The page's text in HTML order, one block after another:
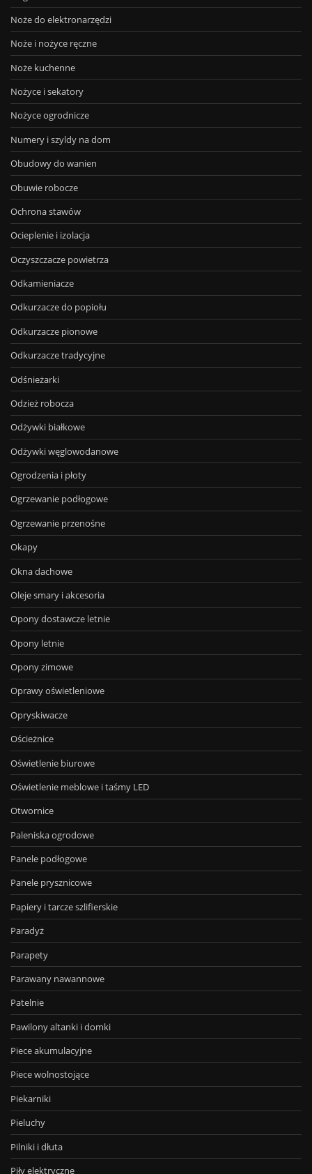
Noże do elektronarzędzi
Noże i nożyce ręczne
Noże kuchenne
Nożyce i sekatory
Nożyce ogrodnicze
Numery i szyldy na dom
Obudowy do wanien
Obuwie robocze
Ochrona stawów
Ocieplenie i izolacja
Oczyszczacze powietrza
Odkamieniacze
Odkurzacze do popiołu
Odkurzacze pionowe
Odkurzacze tradycyjne
Odśnieżarki
Odzież robocza
Odżywki białkowe
Odżywki węglowodanowe
Ogrodzenia i płoty
Ogrzewanie podłogowe
Ogrzewanie przenośne
Okapy
Okna dachowe
Oleje smary i akcesoria
Opony dostawcze letnie
Opony letnie
Opony zimowe
Oprawy oświetleniowe
Opryskiwacze
Ościeżnice
Oświetlenie biurowe
Oświetlenie meblowe i taśmy LED
Otwornice
Paleniska ogrodowe
Panele podłogowe
Panele prysznicowe
Papiery i tarcze szlifierskie
Paradyż
Parapety
Parawany nawannowe
Patelnie
Pawilony altanki i domki
Piece akumulacyjne
Piece wolnostojące
Piekarniki
Pieluchy
Pilniki i dłuta
Piły elektryczne